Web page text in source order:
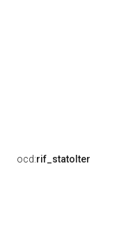
ocd:rif_statoIter